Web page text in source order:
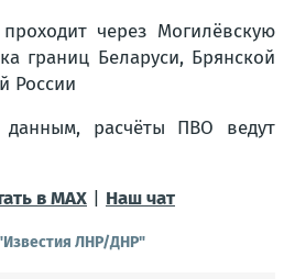
через Могилёвскую
границ Беларуси, Брянской
России
данным, расчёты ПВО ведут
в MAX Наш чат
ЛНР/ДНР"